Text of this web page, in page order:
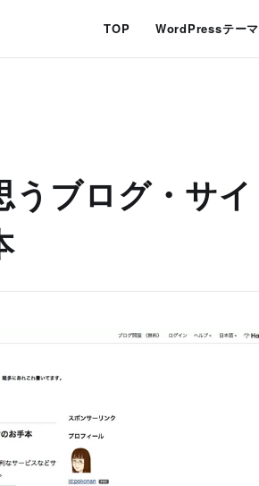
TOP WordPressテーマ
うブログ・サイ